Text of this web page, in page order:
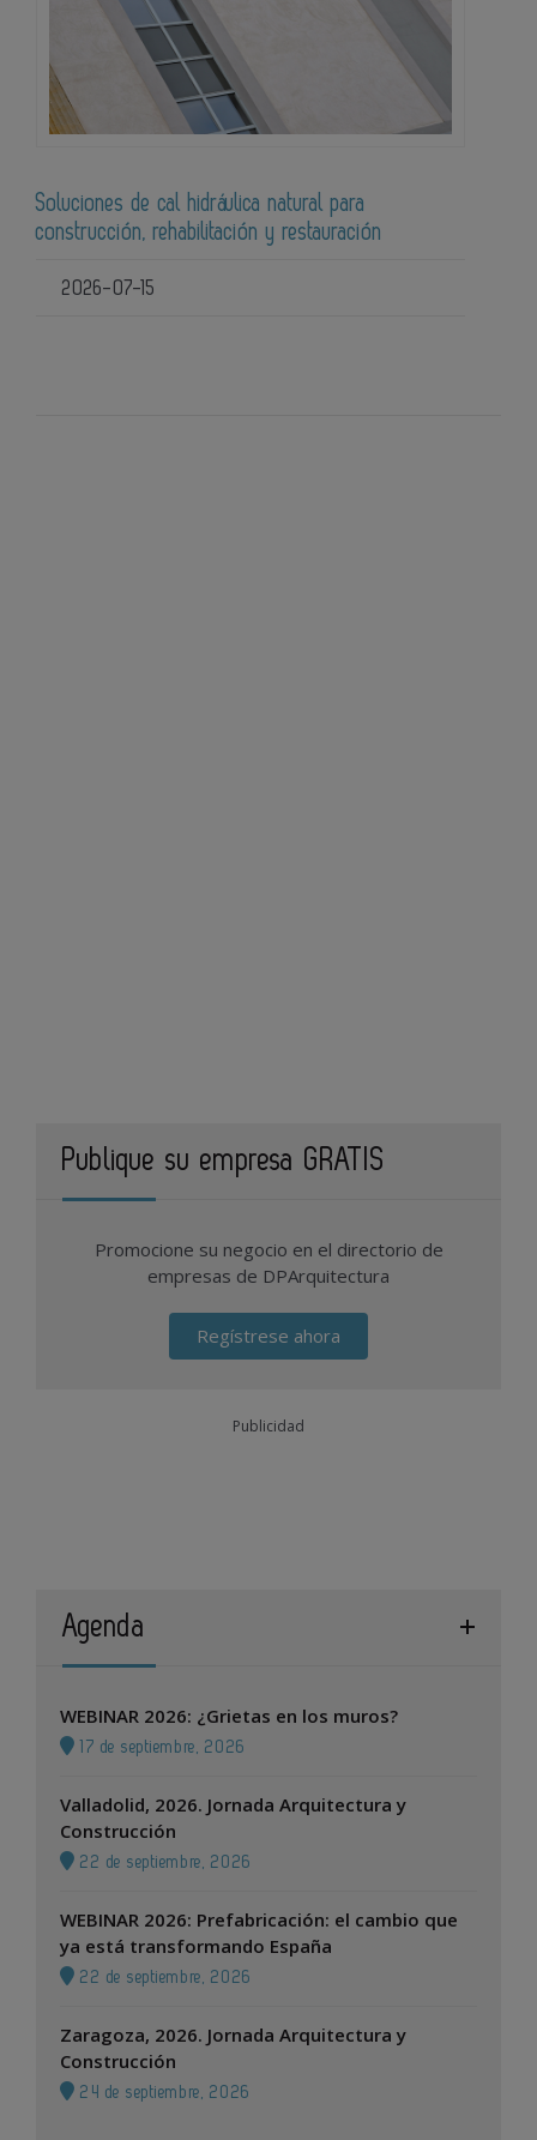
Soluciones de cal hidráulica natural para
construcción, rehabilitación y restauración
2026-07-15
Publique su empresa GRATIS
Promocione su negocio en el directorio de
empresas de DPArquitectura
Regístrese ahora
Publicidad
Agenda
WEBINAR 2026: ¿Grietas en los muros?
17 de septiembre, 2026
Valladolid, 2026. Jornada Arquitectura y
Construcción
22 de septiembre, 2026
WEBINAR 2026: Prefabricación: el cambio que
ya está transformando España
22 de septiembre, 2026
Zaragoza, 2026. Jornada Arquitectura y
Construcción
24 de septiembre, 2026